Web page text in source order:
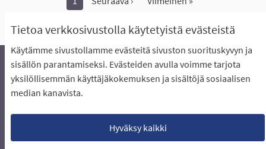
Tietoa verkkosivustolla käytetyistä evästeistä
Käytämme sivustollamme evästeitä sivuston suorituskyvyn ja
sisällön parantamiseksi. Evästeiden avulla voimme tarjota
yksilöllisemmän käyttäjäkokemuksen ja sisältöjä sosiaalisen
median kanavista.
Hyväksy kaikki
Näytä kaikki peruutetut ideat
Äänestyksen pikaohjeet
Usein kysytyt kysymykset
Näin äänestät Asukasbudjetissa
Lataa avoimet datatiedostot
Evästeasetukset